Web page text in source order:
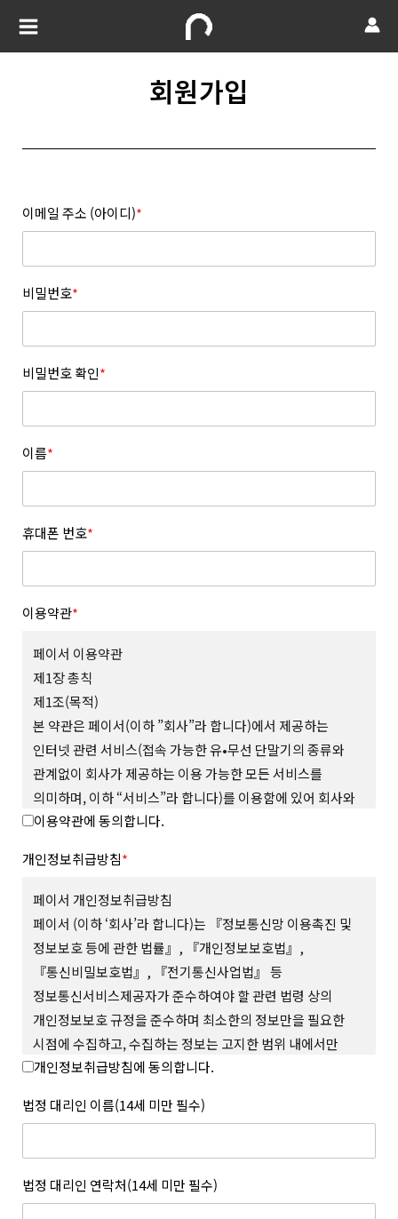
회원가입
이메일 주소 (아이디)*
비밀번호*
비밀번호 확인*
이름*
휴대폰 번호*
이용약관*
페이서 이용약관
제1장 총칙
제1조(목적)
본 약관은 페이서(이하 ”회사”라 합니다)에서 제공하는
인터넷 관련 서비스(접속 가능한 유•무선 단말기의 종류와
관계없이 회사가 제공하는 이용 가능한 모든 서비스를
의미하며, 이하 “서비스”라 합니다)를 이용함에 있어 회사와
회원의 권리와 의무, 책임사항을 규정함을 그 목적으로
제 2 조 (용어의 정의)
본 약관에서 사용하는 용어의 정의는 다음과 같습니다.
1. “사이트”란 회사가 재화 또는 서비스(이하 “상품 등”이라
합니다)를 회원에게 제공하기 위하여 컴퓨터 등 정보통신설비를
이용하여 상품 등을 거래할 수 있도록 설정한 가상의 영업장을
말하며 회사가 모바일 환경에서 서비스하는 모바일 웹과 앱을
포함합니다.
2. “회원”이라 함은 사이트에서 정한 소정의 절차를 거쳐
회원가입을 한 자로서, 약관에 따라 회사가 제공하는 서비스를
이용할 수 있는 자를 말합니다.
3. “아이디(ID)”라 함은 회원의 식별과 서비스의 이용을 위하여
서비스 연동을 통해 수집된 전자우편주소를 말합니다.
권익 및 비밀보호를 위하여 회원 스스로가 설정하여 사이트에
등록한 문자와 숫자의 조합을 말합니다.
이용약관에 동의합니다.
개인정보취급방침*
페이서 개인정보취급방침
페이서 (이하 ‘회사’라 합니다)는 『정보통신망 이용촉진 및
정보보호 등에 관한 법률』, 『개인정보보호법』,
『통신비밀보호법』, 『전기통신사업법』 등
정보통신서비스제공자가 준수하여야 할 관련 법령 상의
개인정보보호 규정을 준수하며 최소한의 정보만을 필요한
시점에 수집하고, 수집하는 정보는 고지한 범위 내에서만
사용하며, 사전 동의 없이 그 범위를 초과하여 이용하거나
있습니다.
어떠한 용도와 방식으로 이용되고 있으며, 개인정보보호를 위해
어떠한 조치가 취해지고 있는지 알려드리고 개인정보취급방침을
개정하는 경우 개정 이유 및 내용에 관하여 웹사이트 및 전자우편
개인정보취급방침에 동의합니다.
법정 대리인 이름(14세 미만 필수)
법정 대리인 연락처(14세 미만 필수)